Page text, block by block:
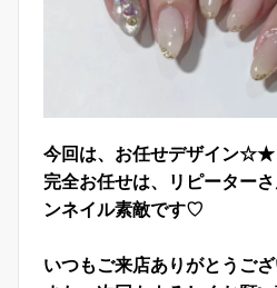
今回は、お任せデザイン☆★
完全お任せは、リピーター
ンネイル素敵です♡
いつもご来店ありがとうござ